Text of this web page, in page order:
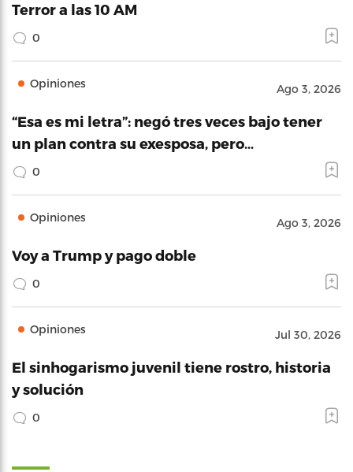
Terror a las 10 AM
0
Opiniones Ago 3, 2026
“Esa es mi letra”: negó tres veces bajo tener
un plan contra su exesposa, pero…
0
Opiniones Ago 3, 2026
Voy a Trump y pago doble
0
Opiniones Jul 30, 2026
El sinhogarismo juvenil tiene rostro, historia
y solución
0